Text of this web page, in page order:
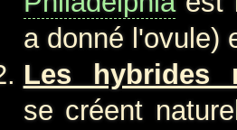
a donné l'ovule)
Les hybrides
se créent